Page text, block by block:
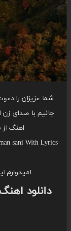
شما عزیزان را
جانیم با صدای زن
اهنگ
sani With Lyrics
امیدوارم
دانلود